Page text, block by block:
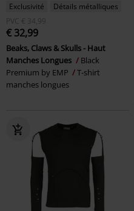
Exclusivité
Détails métalliques
PVC € 34,99
€ 32,99
Beaks, Claws & Skulls - Haut
Manches Longues
Black
Premium by EMP
T-shirt
manches longues